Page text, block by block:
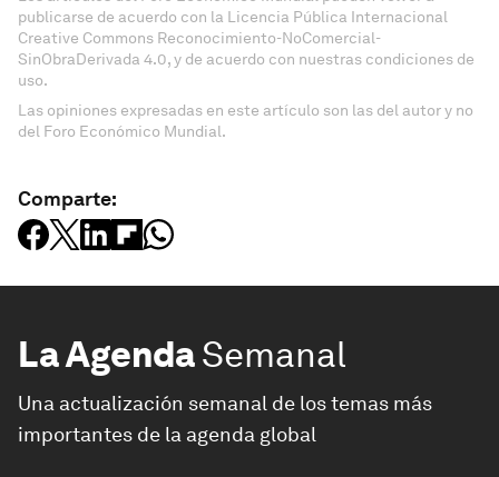
publicarse de acuerdo con la Licencia Pública Internacional
Creative Commons Reconocimiento-NoComercial-
SinObraDerivada 4.0, y de acuerdo con nuestras condiciones de
uso.
Las opiniones expresadas en este artículo son las del autor y no
del Foro Económico Mundial.
Comparte:
La AgendaSemanal
Una actualización semanal de los temas más
importantes de la agenda global